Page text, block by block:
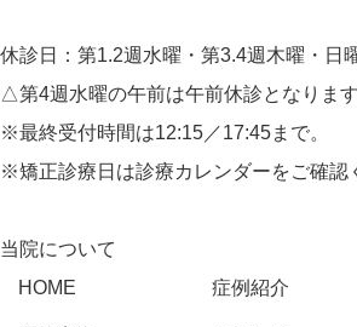
休診日：第1.2週水曜・第3.4週木曜・日
△第4週水曜の午前は午前休診となります
※最終受付時間は12:15／17:45まで。
※矯正診療日は診療カレンダーをご確認
当院について
HOME
症例紹介